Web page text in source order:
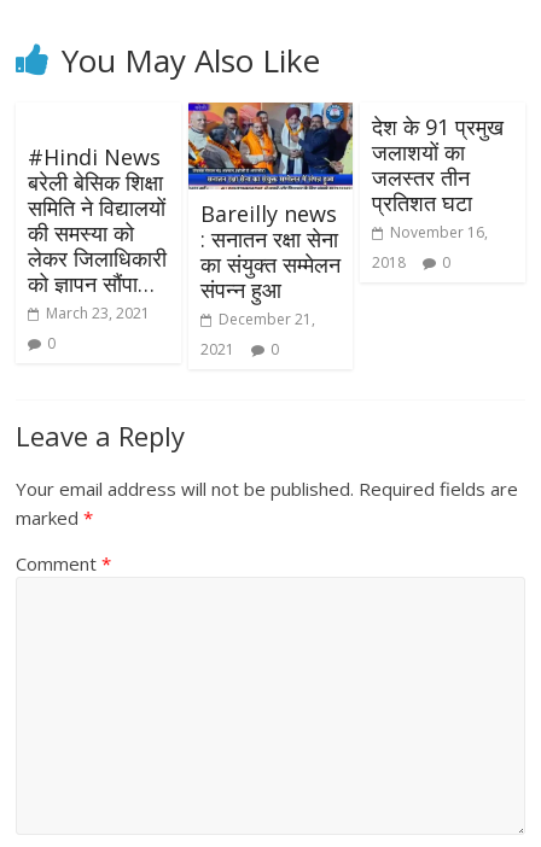
You May Also Like
#Hindi​ News
बरेली बेसिक शिक्षा
समिति ने विद्यालयों
की समस्या को
लेकर जिलाधिकारी
को ज्ञापन सौंपा…
March 23, 2021
0
Bareilly news
: सनातन रक्षा सेना
का संयुक्त सम्मेलन
संपन्न हुआ
December 21,
2021
0
देश के 91 प्रमुख
जलाशयों का
जलस्‍तर तीन
प्रतिशत घटा
November 16,
2018
0
Leave a Reply
Your email address will not be published. Required fields are
marked*
Comment*